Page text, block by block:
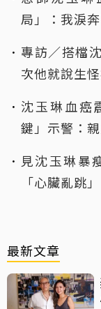
局」：我淚
專訪／搭檔
次他就說生
沈玉琳血癌
鍵」示警：
見沈玉琳暴
「心臟亂跳」
最新文章